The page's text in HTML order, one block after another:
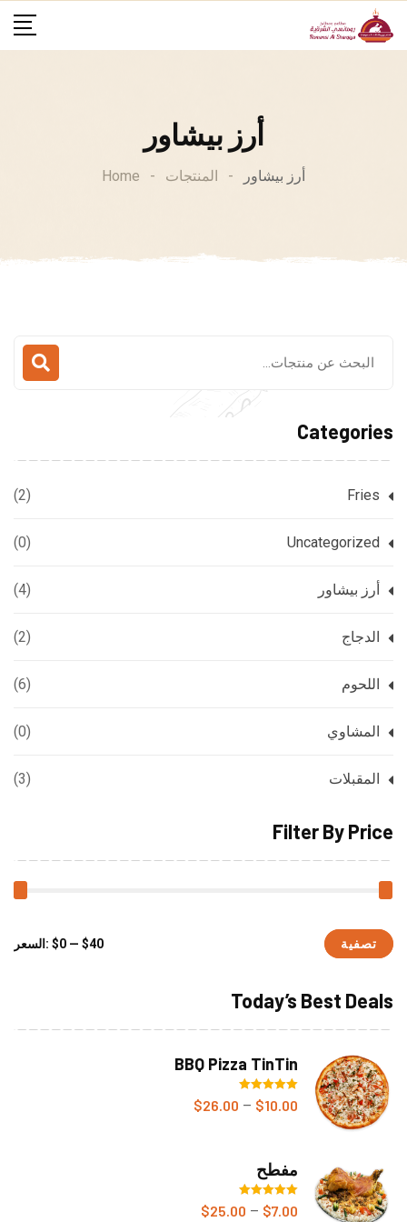
أرز بيشاور
أرز بيشاور - المنتجات -
Home
Categories
Fries
(2)
Uncategorized
(0)
أرز بيشاور (4)
الدجاج (2)
اللحوم (6)
المشاوي (0)
المقبلات (3)
Filter By Price
تصفية السعر: $0 — $40
Today’s Best Deals
BBQ Pizza TinTin
تم التقييم
5.00من 5$10.00
–
$26.00
مفطح
تم التقييم
5.00من 5
$7.00
–
$25.00